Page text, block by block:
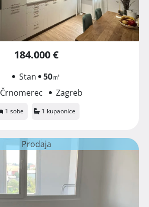
184.000 €
Stan 50㎡
Črnomerec
Zagreb
1 sobe 1 kupaonice
Prodaja